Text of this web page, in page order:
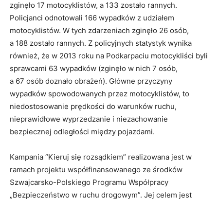
zginęło 17 motocyklistów, a 133 zostało rannych.
Policjanci odnotowali 166 wypadków z udziałem
motocyklistów. W tych zdarzeniach zginęło 26 osób,
a 188 zostało rannych. Z policyjnych statystyk wynika
również, że w 2013 roku na Podkarpaciu motocykliści byli
sprawcami 63 wypadków (zginęło w nich 7 osób,
a 67 osób doznało obrażeń). Główne przyczyny
wypadków spowodowanych przez motocyklistów, to
niedostosowanie prędkości do warunków ruchu,
nieprawidłowe wyprzedzanie i niezachowanie
bezpiecznej odległości między pojazdami.
Kampania “Kieruj się rozsądkiem” realizowana jest w
ramach projektu współfinansowanego ze środków
Szwajcarsko-Polskiego Programu Współpracy
„Bezpieczeństwo w ruchu drogowym”. Jej celem jest